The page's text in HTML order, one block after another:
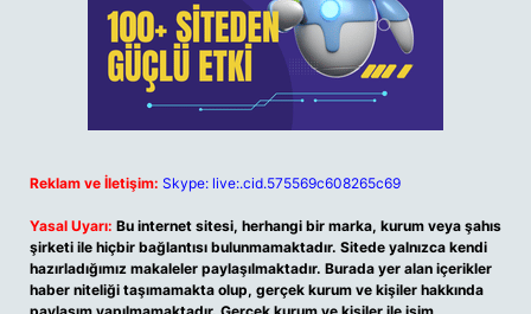
Reklam ve İletişim: Skype: live:.cid.575569c608265c69
Yasal Uyarı: Bu internet sitesi, herhangi bir marka, kurum veya şahıs
şirketi ile hiçbir bağlantısı bulunmamaktadır. Sitede yalnızca kendi
hazırladığımız makaleler paylaşılmaktadır. Burada yer alan içerikler
haber niteliği taşımamakta olup, gerçek kurum ve kişiler hakkında